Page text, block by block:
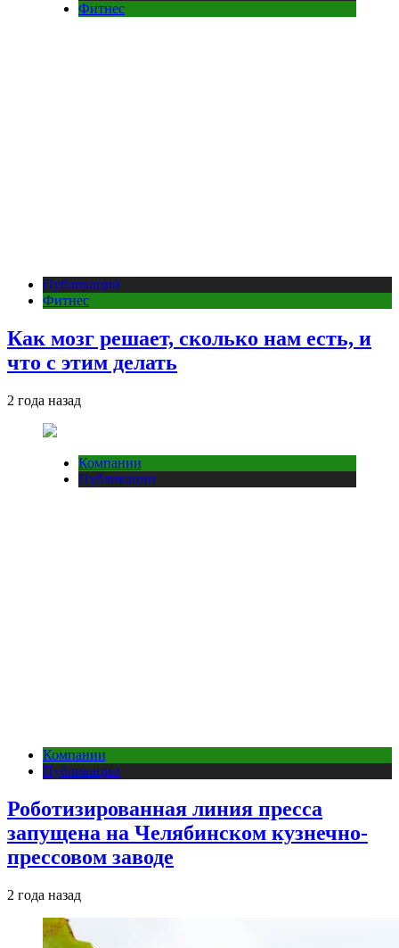
Фитнес
Публикации
Фитнес
Как мозг решает, сколько нам есть, и
что с этим делать
2 года назад
Компании
Публикации
Компании
Публикации
Роботизированная линия пресса
запущена на Челябинском кузнечно-
прессовом заводе
2 года назад